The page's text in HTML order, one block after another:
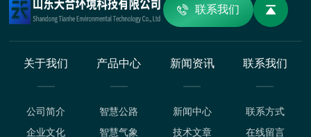
联系我们
关于我们
公司简介
企业文化
产品中心
智慧公路
智慧气象
新闻资讯
新闻中心
技术文章
联系我们
联系方式
在线留言